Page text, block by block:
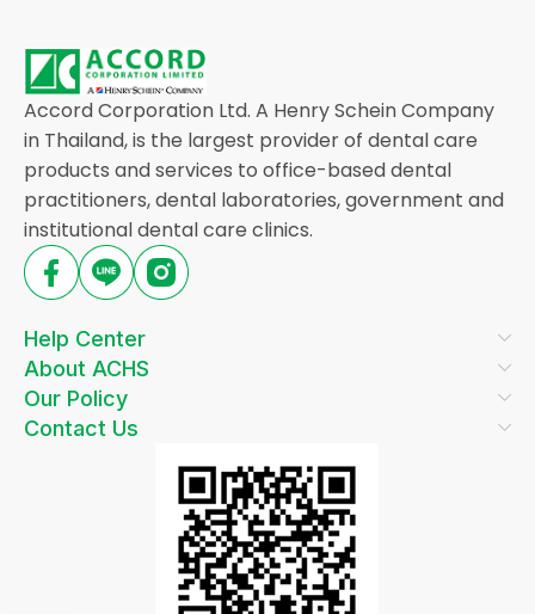
Accord Corporation Ltd. A Henry Schein Company
in Thailand, is the largest provider of dental care
products and services to office-based dental
practitioners, dental laboratories, government and
institutional dental care clinics.
Help Center
About ACHS
Our Policy
Contact Us